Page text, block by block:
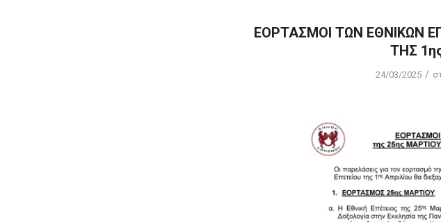
ΕΟΡΤΑΣΜΟΙ ΤΩΝ ΕΘΝΙΚΩΝ
ΤΗΣ
24/03/2025 /